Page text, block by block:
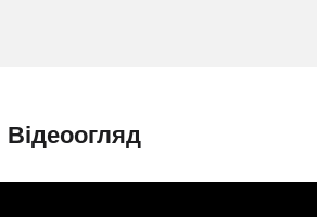
Відеоогляд